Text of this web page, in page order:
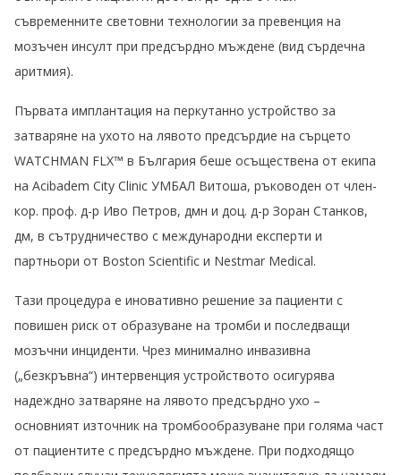
съвременните световни технологии за превенция на
мозъчен инсулт при предсърдно мъждене (вид сърдечна
аритмия).
Първата имплантация на перкутанно устройство за
затваряне на ухото на лявото предсърдие на сърцето
WATCHMAN FLX™ в България беше осъществена от екипа
на Acibadem City Clinic УМБАЛ Витоша, ръководен от член-
кор. проф. д-р Иво Петров, дмн и доц. д-р Зоран Станков,
дм, в сътрудничество с международни експерти и
партньори от Boston Scientific и Nestmar Medical.
Тази процедура е иновативно решение за пациенти с
повишен риск от образуване на тромби и последващи
мозъчни инциденти. Чрез минимално инвазивна
(„безкръвна“) интервенция устройството осигурява
надеждно затваряне на лявото предсърдно ухо –
основният източник на тромбообразуване при голяма част
от пациентите с предсърдно мъждене. При подходящо